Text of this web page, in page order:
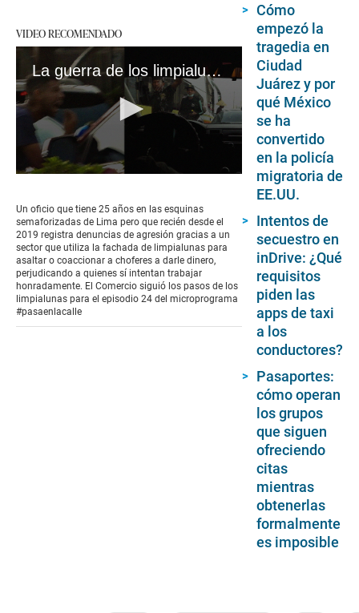
VIDEO RECOMENDADO
La guerra de los limpialunas por los semáforos de Lima: dónde operan y qué denuncian tienen
of
9
minutes,
2
seconds
Un oficio que tiene 25 años en las esquinas
semaforizadas de Lima pero que recién desde el
2019 registra denuncias de agresión gracias a un
sector que utiliza la fachada de limpialunas para
asaltar o coaccionar a choferes a darle dinero,
perjudicando a quienes sí intentan trabajar
honradamente. El Comercio siguió los pasos de los
limpialunas para el episodio 24 del microprograma
#pasaenlacalle
Cómo
empezó la
tragedia en
Ciudad
Juárez y por
qué México
se ha
convertido
en la policía
migratoria de
EE.UU.
Intentos de
secuestro en
inDrive: ¿Qué
requisitos
piden las
apps de taxi
a los
conductores?
Pasaportes:
cómo operan
los grupos
que siguen
ofreciendo
citas
mientras
obtenerlas
formalmente
es imposible